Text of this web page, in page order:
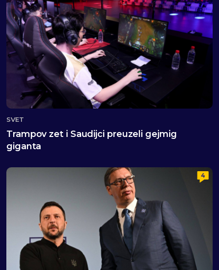
SVET
Trampov zet i Saudijci preuzeli gejmig
giganta
4